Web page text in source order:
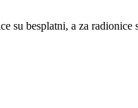
besplatni, a za